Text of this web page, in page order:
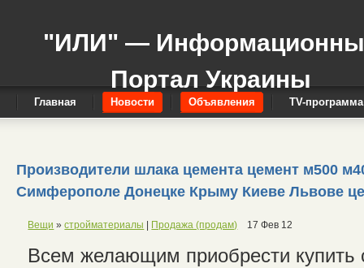
"ИЛИ" —
Портал Украины
Главная Новости Объявления TV-программа
Производители шлака цемента цемент м500
Симферополе Донецке Крыму Киеве Львове
Вещи »стройматериалы Продажа (продам) 17 Фев 12
Всем желающим приобрести купить